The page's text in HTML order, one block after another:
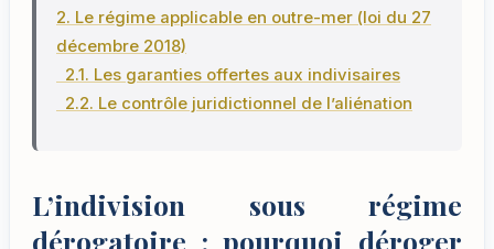
2. Le régime applicable en outre-mer (loi du 27
décembre 2018)
2.1. Les garanties offertes aux indivisaires
2.2. Le contrôle juridictionnel de l’aliénation
L’indivision sous régime
dérogatoire : pourquoi déroger